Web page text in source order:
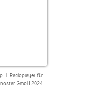
| Radioplayer für
GmbH 2024